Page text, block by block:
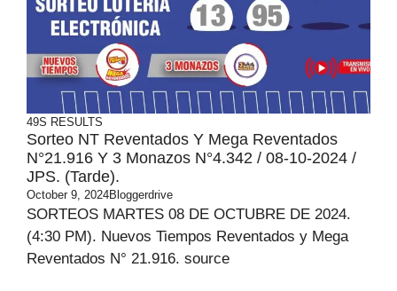
49S RESULTS
Sorteo NT Reventados Y Mega Reventados
N°21.916 Y 3 Monazos N°4.342 / 08-10-2024 /
JPS. (Tarde).
October 9, 2024Bloggerdrive
SORTEOS MARTES 08 DE OCTUBRE DE 2024.
(4:30 PM). Nuevos Tiempos Reventados y Mega
Reventados N° 21.916. source